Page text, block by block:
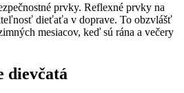
prvky. Reflexné prvky na
dieťaťa v doprave. To obzvlášť
mesiacov, keď sú rána a večery
dievčatá